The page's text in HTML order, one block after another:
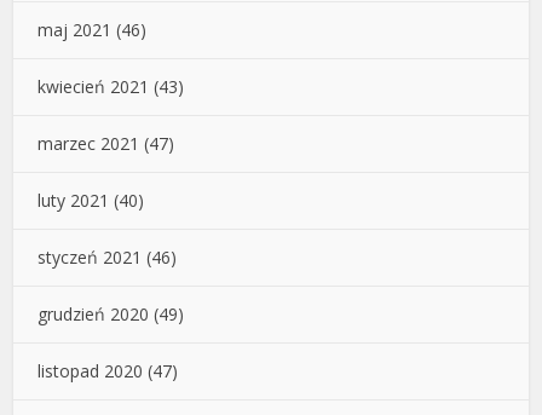
maj 2021 (46)
kwiecień 2021 (43)
marzec 2021 (47)
luty 2021 (40)
styczeń 2021 (46)
grudzień 2020 (49)
listopad 2020 (47)